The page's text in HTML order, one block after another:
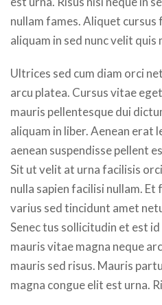
nullam fames. Aliquet
aliquam in sed nunc velit
Ultrices sed cum diam orci
arcu platea. Cursus vitae
mauris pellentesque dui
aliquam in liber. Aenean erat
aenean suspendisse pellent
Sit ut velit at urna facilisis
nulla sapien facilisi nullam.
varius sed tincidunt amet
Senec tus sollicitudin et est
mauris vitae magna neque
mauris sed risus. Mauris
magna congue elit est urna.